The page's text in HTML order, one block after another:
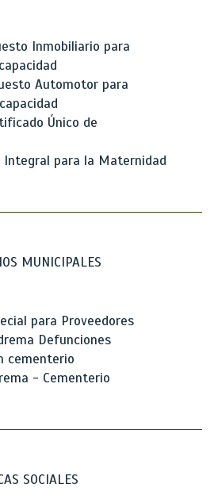
Inmobiliario para
Automotor para
Único de
Integral para la Maternidad
MUNICIPALES
para Proveedores
Defunciones
cementerio
- Cementerio
SOCIALES